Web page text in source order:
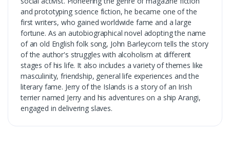
and prototyping science fiction, he became one of the
first writers, who gained worldwide fame and a large
fortune. As an autobiographical novel adopting the name
of an old English folk song, John Barleycorn tells the story
of the author's struggles with alcoholism at different
stages of his life. It also includes a variety of themes like
masculinity, friendship, general life experiences and the
literary fame. Jerry of the Islands is a story of an Irish
terrier named Jerry and his adventures on a ship Arangi,
engaged in delivering slaves.